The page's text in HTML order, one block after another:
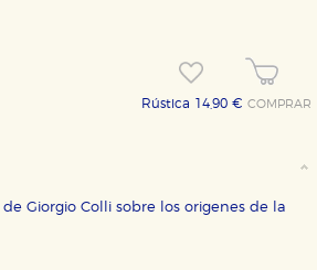
Rústica 14,90 €COMPRAR
Giorgio Colli sobre los origenes de la